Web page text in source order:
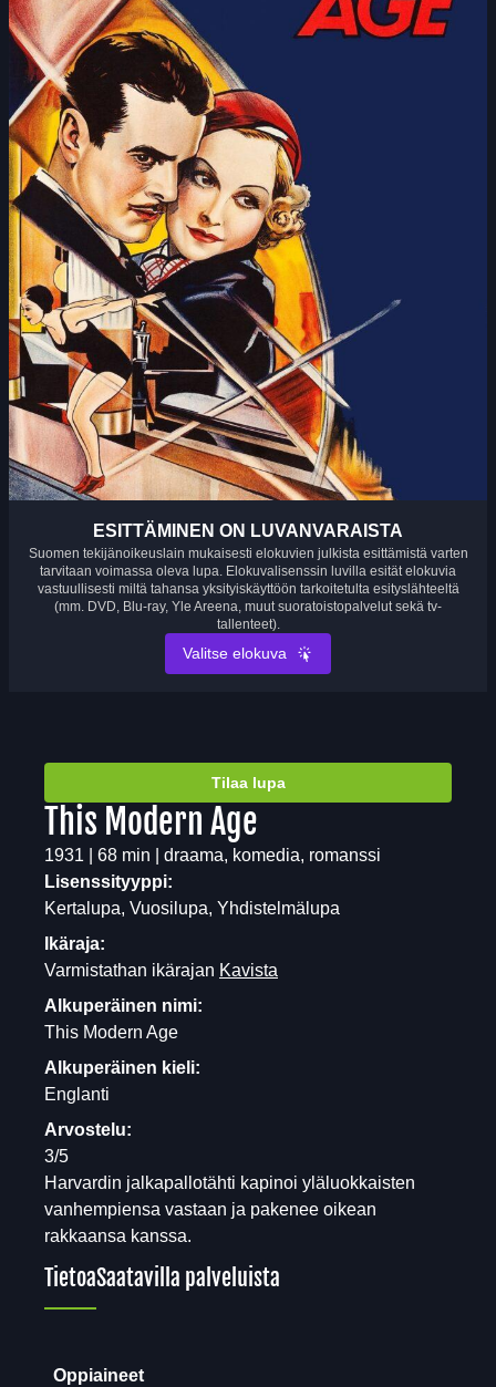
ESITTÄMINEN ON LUVANVARAISTA
Suomen tekijänoikeuslain mukaisesti elokuvien julkista esittämistä varten
tarvitaan voimassa oleva lupa. Elokuvalisenssin luvilla esität elokuvia
vastuullisesti miltä tahansa yksityiskäyttöön tarkoitetulta esityslähteeltä
(mm. DVD, Blu-ray, Yle Areena, muut suoratoistopalvelut sekä tv-
tallenteet).
Valitse elokuva
Tilaa lupa
This Modern Age
1931 | 68 min | draama, komedia, romanssi
Lisenssityyppi:
Kertalupa, Vuosilupa, Yhdistelmälupa
Ikäraja:
Varmistathan ikärajan Kavista
Alkuperäinen nimi:
This Modern Age
Alkuperäinen kieli:
Englanti
Arvostelu:
3/5
Harvardin jalkapallotähti kapinoi yläluokkaisten
vanhempiensa vastaan ja pakenee oikean
rakkaansa kanssa.
TietoaSaatavilla palveluista
Oppiaineet